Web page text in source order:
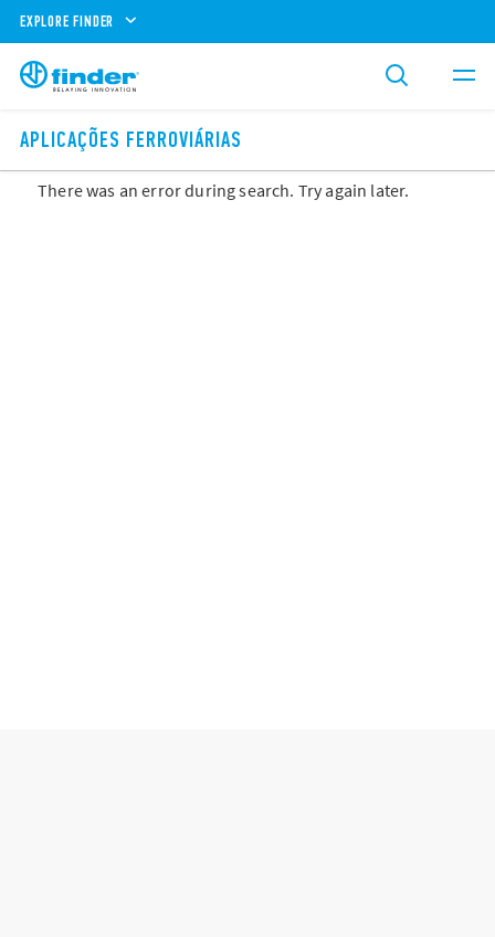
EXPLORE FINDER
APLICAÇÕES FERROVIÁRIAS
There was an error during search. Try again later.